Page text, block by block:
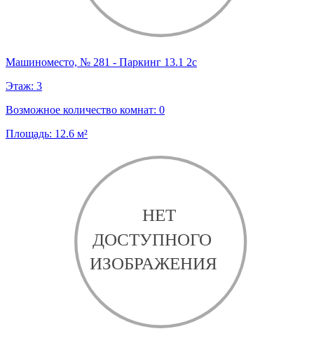
Машиноместо, № 281 - Паркинг 13.1 2с
Этаж: 3
Возможное количество комнат: 0
Площадь: 12.6 м²